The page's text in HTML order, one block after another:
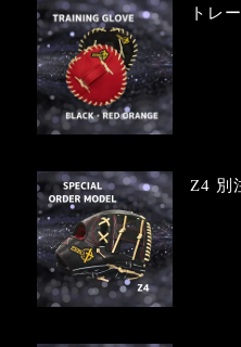
トレ
Z4 別